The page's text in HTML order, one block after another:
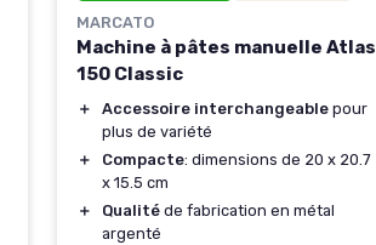
MARCATO
Machine à pâtes manuelle Atlas
150 Classic
＋ Accessoire interchangeable pour
plus de variété
＋
Compacte: dimensions de 20 x 20.7
x 15.5 cm
＋
Qualité de fabrication en métal
argenté